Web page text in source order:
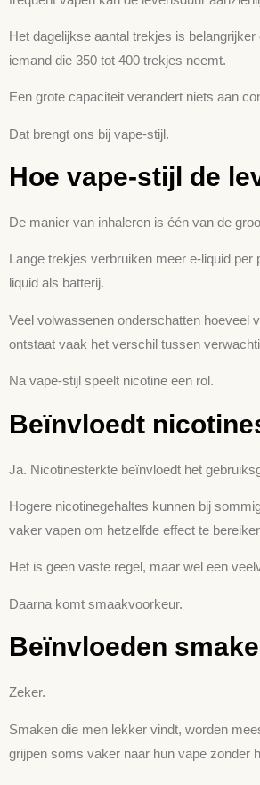
Het dagelijkse aantal trekjes is
iemand die 350 tot 400 trekjes neemt.
Een grote capaciteit verandert niets aan
Dat brengt ons bij vape-stijl.
Hoe vape-stijl de
De manier van inhaleren is één van de
Lange trekjes verbruiken meer e-liquid
liquid als batterij.
Veel volwassenen onderschatten hoeveel
ontstaat vaak het verschil tussen
Na vape-stijl speelt nicotine een rol.
Beïnvloedt
Ja. Nicotine­sterkte beïnvloedt het
Hogere nicotinegehaltes kunnen bij
vaker vapen om hetzelfde effect te
Het is geen vaste regel, maar wel een
Daarna komt smaakvoorkeur.
Beïnvloeden
Zeker.
Smaken die men lekker vindt, worden
grijpen soms vaker naar hun vape zonder